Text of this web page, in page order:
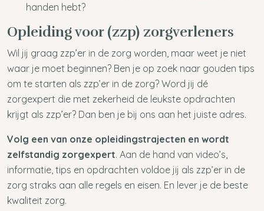
handen hebt?
Opleiding voor (zzp) zorgverleners
Wil jij graag zzp’er in de zorg worden, maar weet je niet
waar je moet beginnen? Ben je op zoek naar gouden tips
om te starten als zzp’er in de zorg? Word jij dé
zorgexpert die met zekerheid de leukste opdrachten
krijgt als zzp’er? Dan ben je bij ons aan het juiste adres.
Volg een van onze opleidingstrajecten en wordt
zelfstandig zorgexpert. Aan de hand van video’s,
informatie, tips en opdrachten voldoe jij als zzp’er in de
zorg straks aan alle regels en eisen. En lever je de beste
kwaliteit zorg.